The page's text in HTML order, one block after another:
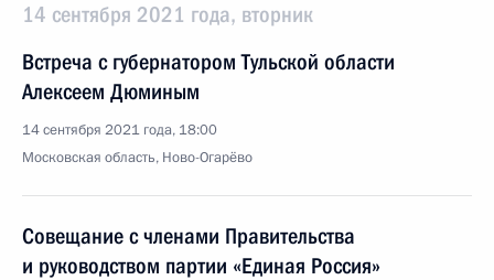
14 сентября 2021 года, вторник
Встреча с губернатором Тульской области
Алексеем Дюминым
14 сентября 2021 года, 18:00
Московская область, Ново-Огарёво
Совещание с членами Правительства
и руководством партии «Единая Россия»